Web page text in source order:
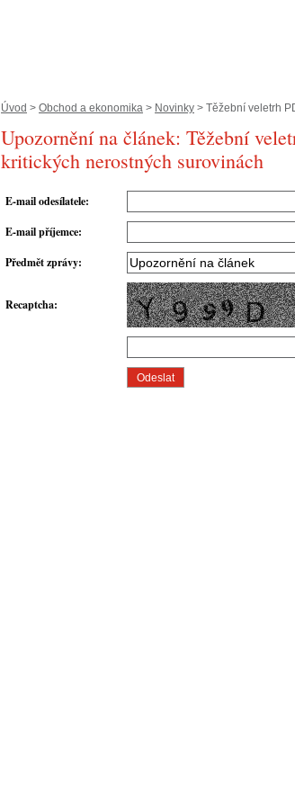
Úvod > Obchod a ekonomika > Novinky > Těžební veletrh
Upozornění na článek: Těžební
kritických nerostných surovinách
E-mail odesílatele:
E-mail příjemce:
Předmět zprávy:
Recaptcha: